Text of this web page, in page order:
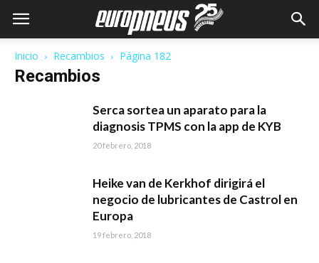
Inicio Recambios Página 182
Recambios
Serca sortea un aparato para la
diagnosis TPMS con la app de KYB
20 febrero, 2018
Heike van de Kerkhof dirigirá el
negocio de lubricantes de Castrol en
Europa
19 febrero, 2018